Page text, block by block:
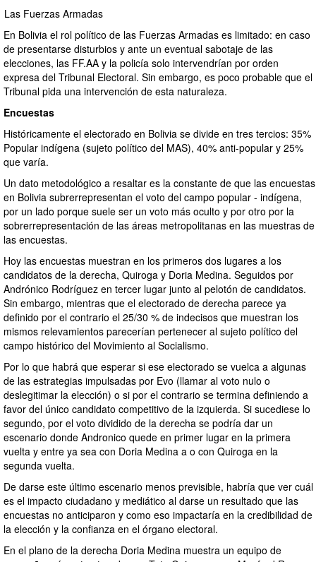
Las Fuerzas Armadas
En Bolivia el rol político de las Fuerzas Armadas es limitado: en caso
de presentarse disturbios y ante un eventual sabotaje de las
elecciones, las FF.AA y la policía solo intervendrían por orden
expresa del Tribunal Electoral. Sin embargo, es poco probable que el
Tribunal pida una intervención de esta naturaleza.
Encuestas
Históricamente el electorado en Bolivia se divide en tres tercios: 35%
Popular indígena (sujeto político del MAS), 40% anti-popular y 25%
que varía.
Un dato metodológico a resaltar es la constante de que las encuestas
en Bolivia subrerrepresentan el voto del campo popular - indígena,
por un lado porque suele ser un voto más oculto y por otro por la
sobrerrepresentación de las áreas metropolitanas en las muestras de
las encuestas.
Hoy las encuestas muestran en los primeros dos lugares a los
candidatos de la derecha, Quiroga y Doria Medina. Seguidos por
Andrónico Rodríguez en tercer lugar junto al pelotón de candidatos.
Sin embargo, mientras que el electorado de derecha parece ya
definido por el contrario el 25/30 % de indecisos que muestran los
mismos relevamientos parecerían pertenecer al sujeto político del
campo histórico del Movimiento al Socialismo.
Por lo que habrá que esperar si ese electorado se vuelca a algunas
de las estrategias impulsadas por Evo (llamar al voto nulo o
deslegitimar la elección) o si por el contrario se termina definiendo a
favor del único candidato competitivo de la izquierda. Si sucediese lo
segundo, por el voto dividido de la derecha se podría dar un
escenario donde Andronico quede en primer lugar en la primera
vuelta y entre ya sea con Doria Medina a o con Quiroga en la
segunda vuelta.
De darse este último escenario menos previsible, habría que ver cuál
es el impacto ciudadano y mediático al darse un resultado que las
encuestas no anticiparon y como eso impactaría en la credibilidad de
la elección y la confianza en el órgano electoral.
En el plano de la derecha Doria Medina muestra un equipo de